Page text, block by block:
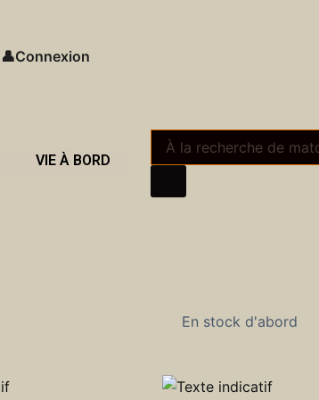
👤Connexion
VIE À BORD
Recherche